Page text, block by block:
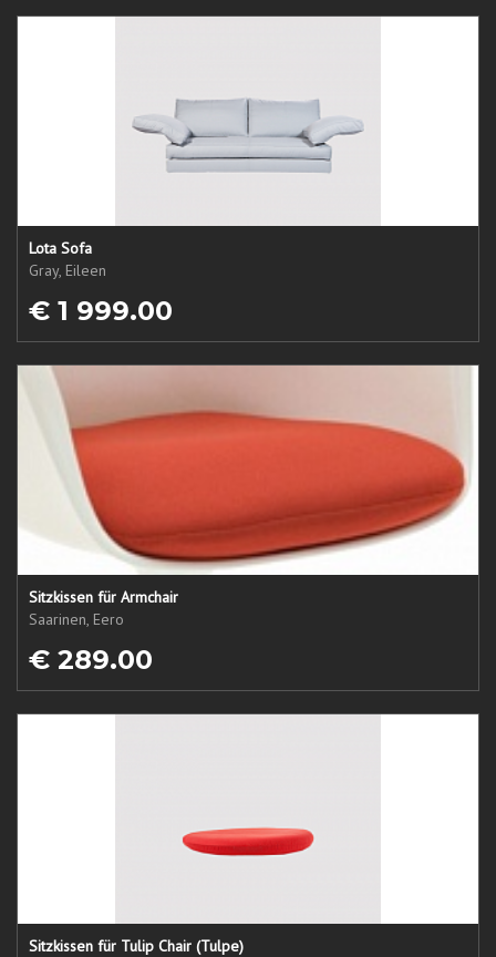
Lota Sofa
Gray, Eileen
€ 1 999.00
Sitzkissen für Armchair
Saarinen, Eero
€ 289.00
Sitzkissen für Tulip Chair (Tulpe)